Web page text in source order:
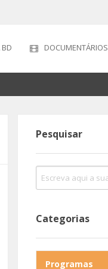
DOCUMENTÁRIOS
Pesquisar
Categorias
Programas